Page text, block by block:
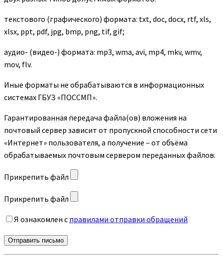
текстового (графического) формата: txt, doc, docx, rtf, xls,
xlsx, ppt, pdf, jpg, bmp, png, tif, gif;
аудио- (видео-) формата: mp3, wma, avi, mp4, mkv, wmv,
mov, flv.
Иные форматы не обрабатываются в информационных
системах ГБУЗ «ПОССМП».
Гарантированная передача файла(ов) вложения на
почтовый сервер зависит от пропускной способности сети
«Интернет» пользователя, а получение – от объёма
обрабатываемых почтовым сервером переданных файлов.
Прикрепить файл
Прикрепить файл
Я ознакомлен с правилами отправки обращений